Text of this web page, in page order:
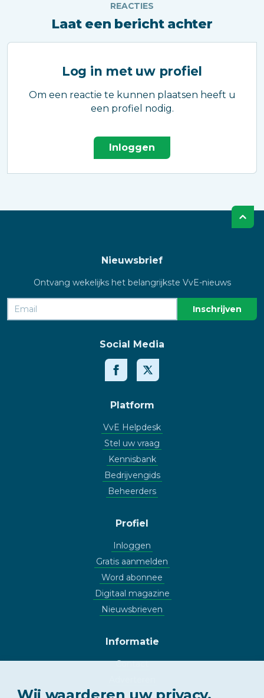
REACTIES
Laat een bericht achter
Log in met uw profiel
Om een reactie te kunnen plaatsen heeft u
een profiel nodig.
Inloggen
Nieuwsbrief
Ontvang wekelijks het belangrijkste VvE-nieuws
Social Media
Platform
VvE Helpdesk
Stel uw vraag
Kennisbank
Bedrijvengids
Beheerders
Profiel
Inloggen
Gratis aanmelden
Word abonnee
Digitaal magazine
Nieuwsbrieven
Informatie
Contact
Copyright